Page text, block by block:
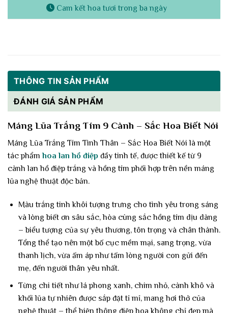
Cam kết hoa tươi trong ba ngày
THÔNG TIN SẢN PHẨM
ĐÁNH GIÁ SẢN PHẨM
Máng Lũa Trắng Tím 9 Cành – Sắc Hoa Biết Nói
Máng Lũa Trắng Tím Tình Thân – Sắc Hoa Biết Nói là một
tác phẩmhoa lan hồ điệp đầy tinh tế, được thiết kế từ 9
cành lan hồ điệp trắng và hồng tím phối hợp trên nền máng
lũa nghệ thuật độc bản.
Màu trắng tinh khôi tượng trưng cho tình yêu trong sáng
và lòng biết ơn sâu sắc, hòa cùng sắc hồng tím dịu dàng
– biểu tượng của sự yêu thương, tôn trọng và chân thành.
Tổng thể tạo nên một bố cục mềm mại, sang trọng, vừa
thanh lịch, vừa ấm áp như tấm lòng người con gửi đến
mẹ, đến người thân yêu nhất.
Từng chi tiết như lá phong xanh, chim nhỏ, cành khô và
khối lũa tự nhiên được sắp đặt tỉ mỉ, mang hơi thở của
nghệ thuật – thể hiện thông điệp hoa không chỉ đẹp mà